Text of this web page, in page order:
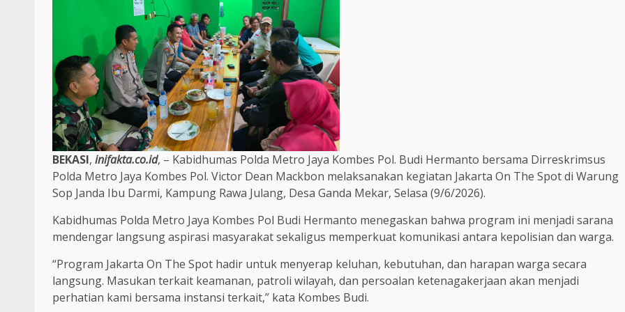
BEKASI, inifakta.co.id, – Kabidhumas Polda Metro Jaya Kombes Pol. Budi Hermanto bersama Dirreskrimsus
Polda Metro Jaya Kombes Pol. Victor Dean Mackbon melaksanakan kegiatan Jakarta On The Spot di Warung
Sop Janda Ibu Darmi, Kampung Rawa Julang, Desa Ganda Mekar, Selasa (9/6/2026).
Kabidhumas Polda Metro Jaya Kombes Pol Budi Hermanto menegaskan bahwa program ini menjadi sarana
mendengar langsung aspirasi masyarakat sekaligus memperkuat komunikasi antara kepolisian dan warga.
“Program Jakarta On The Spot hadir untuk menyerap keluhan, kebutuhan, dan harapan warga secara
langsung. Masukan terkait keamanan, patroli wilayah, dan persoalan ketenagakerjaan akan menjadi
perhatian kami bersama instansi terkait,” kata Kombes Budi.